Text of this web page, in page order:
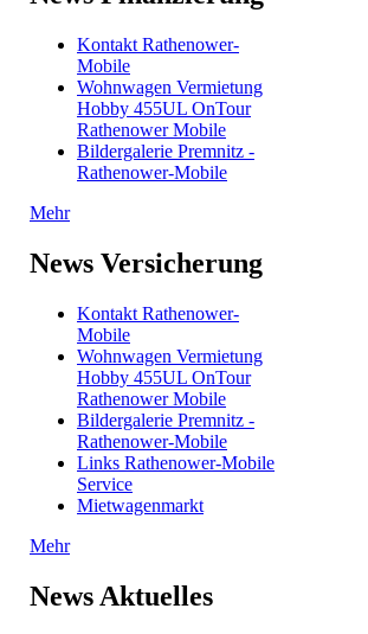
Kontakt Rathenower-
Mobile
Wohnwagen Vermietung
Hobby 455UL OnTour
Rathenower Mobile
Bildergalerie Premnitz -
Rathenower-Mobile
Mehr
News Versicherung
Kontakt Rathenower-
Mobile
Wohnwagen Vermietung
Hobby 455UL OnTour
Rathenower Mobile
Bildergalerie Premnitz -
Rathenower-Mobile
Links Rathenower-Mobile
Service
Mietwagenmarkt
Mehr
News Aktuelles